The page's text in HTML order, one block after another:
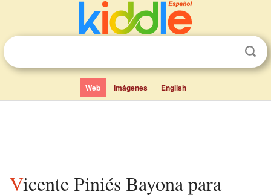
Web Imágenes English
Vicente Piniés Bayona para